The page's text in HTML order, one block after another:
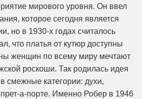
мирового уровня. Он ввел
которое сегодня является
но в 1930-х годах считалось
что платья от кутюр доступны
женщин по всему миру мечтают
роскоши. Так родилась идея
смежные категории: духи,
а-порте. Именно Робер в 1946